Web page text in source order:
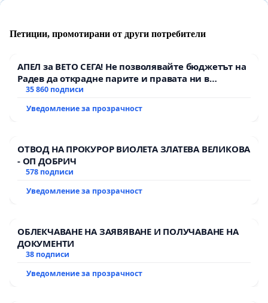
удостоверения за семейно състояние, както и за
добавят към финансовата тежест на най-бедните
семейства, много от които се затрудняват да
обличат и изхранват децата си.
Петиции, промотирани от други потребители
АПЕЛ за ВЕТО СЕГА! Не позволявайте бюджетът на
Радев да открадне парите и правата ни в
тъмното
35 860 подписи
Уведомление за прозрачност
ОТВОД НА ПРОКУРОР ВИОЛЕТА ЗЛАТЕВА ВЕЛИКОВА
- ОП ДОБРИЧ
578 подписи
Уведомление за прозрачност
ОБЛЕКЧАВАНЕ НА ЗАЯВЯВАНЕ И ПОЛУЧАВАНЕ НА
ДОКУМЕНТИ
38 подписи
Уведомление за прозрачност